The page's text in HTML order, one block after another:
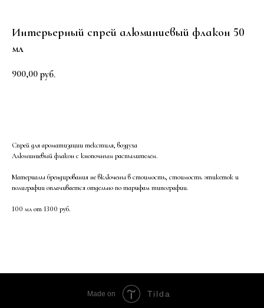
Интерьерный спрей алюминиевый флакон 50
мл
900,00 руб.
Спрей для ароматизации текстиля, воздуха
Алюминиевый флакон с кнопочным распылителем.
Материалы брендирования не включены в стоимость, стоимость этикеток и
полиграфии оплачивается отдельно по тарифам типографии.
100 мл от 1300 руб.
Made on Tilda